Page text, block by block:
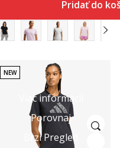
Pridať do
Viac informácií
Porovnaj
Brzi Pregled
NEW